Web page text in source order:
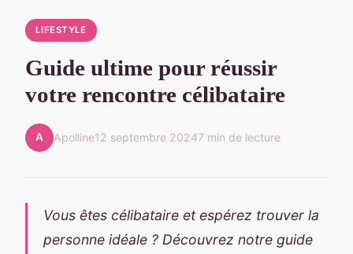
LIFESTYLE
Guide ultime pour réussir
votre rencontre célibataire
A Apolline12 septembre 20247 min de lecture
Vous êtes célibataire et espérez trouver la
personne idéale ? Découvrez notre guide